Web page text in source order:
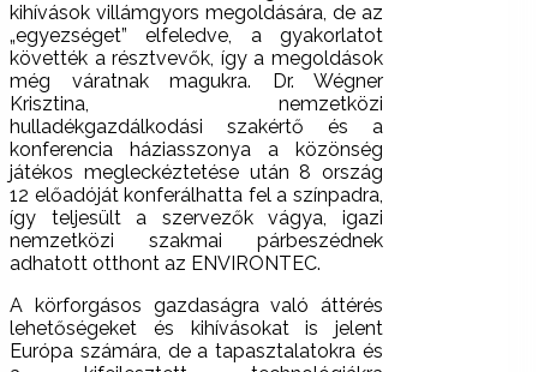
kihívások villámgyors megoldására, de az
„egyezséget” elfeledve, a gyakorlatot
követték a résztvevők, így a megoldások
még váratnak magukra. Dr. Wégner
Krisztina, nemzetközi
hulladékgazdálkodási szakértő és a
konferencia háziasszonya a közönség
játékos megleckéztetése után 8 ország
12 előadóját konferálhatta fel a színpadra,
így teljesült a szervezők vágya, igazi
nemzetközi szakmai párbeszédnek
adhatott otthont az ENVIRONTEC.
A körforgásos gazdaságra való áttérés
lehetőségeket és kihívásokat is jelent
Európa számára, de a tapasztalatokra és